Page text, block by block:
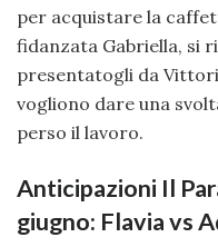
per acquistare la
fidanzata Gabriella, si
presentatogli da
vogliono dare una
perso il lavoro.
Anticipazioni Il
giugno: Flavia vs